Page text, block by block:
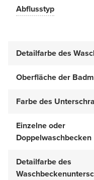
Abflusstyp
Detailfarbe des
Oberfläche der
Farbe des
Einzelne oder
Doppelwaschbecken
Detailfarbe des